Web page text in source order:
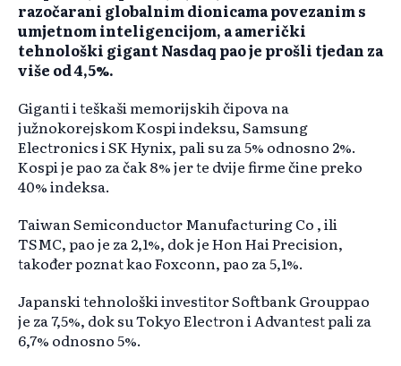
razočarani globalnim dionicama povezanim s
umjetnom inteligencijom, a američki
tehnološki gigant Nasdaq pao je prošli tjedan za
više od 4,5%.
Giganti i teškaši memorijskih čipova na
južnokorejskom Kospi indeksu, Samsung
Electronics i SK Hynix, pali su za 5% odnosno 2%.
Kospi je pao za čak 8% jer te dvije firme čine preko
40% indeksa.
Taiwan Semiconductor Manufacturing Co , ili
TSMC, pao je za 2,1%, dok je Hon Hai Precision,
također poznat kao Foxconn, pao za 5,1%.
Japanski tehnološki investitor Softbank Grouppao
je za 7,5%, dok su Tokyo Electron i Advantest pali za
6,7% odnosno 5%.